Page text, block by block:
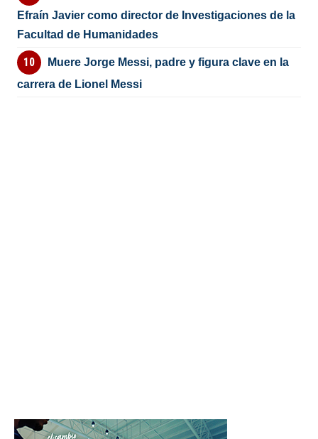
Efraín Javier como director de Investigaciones de la
Facultad de Humanidades
Muere Jorge Messi, padre y figura clave en la
carrera de Lionel Messi